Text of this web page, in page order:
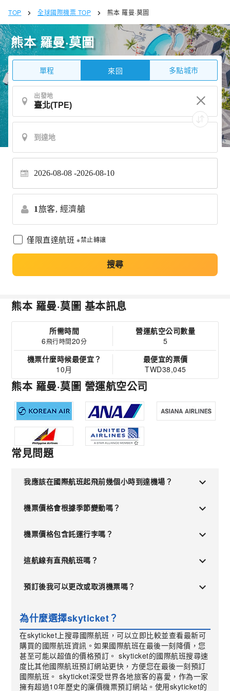
TOP 全球國際機票 TOP 熊本 羅曼·莫圖
熊本 羅曼·莫圖
單程 來回 多點城市
出發地
2026-08-08 2026-08-10
1旅客, 經濟艙
僅限直達航班 ※禁止轉讓
搜尋
熊本 羅曼·莫圖 基本訊息
所需時間
6飛行時間20分
營運航空公司數量
5
機票什麼時候最便宜？
10月
最便宜的票價
TWD38,045
熊本 羅曼·莫圖 營運航空公司
常見問題
我應該在國際航班起飛前幾個小時到達機場？
機票價格會根據季節變動嗎？
機票價格包含託運行李嗎？
這航線有直飛航班嗎？
預訂後我可以更改或取消機票嗎？
為什麼選擇skyticket？
在skyticket上搜尋國際航班，可以立即比較並查看最新可
購買的國際航班資訊。如果國際航班在最後一刻降價，您
甚至可能以超值的價格預訂。 skyticket的國際航班搜尋速
度比其他國際航班預訂網站更快，方便您在最後一刻預訂
國際航班。 skyticket深受世界各地旅客的喜愛，作為一家
擁有超過10年歷史的廉價機票預訂網站。使用skyticket的